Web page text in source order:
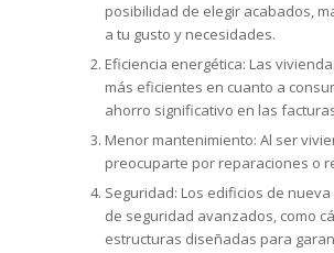
posibilidad de elegir acabados,
a tu gusto y necesidades.
Eficiencia energética: Las
más eficientes en cuanto a
ahorro significativo en las
Menor mantenimiento: Al ser
preocuparte por reparaciones o
Seguridad: Los edificios de
de seguridad avanzados, como
estructuras diseñadas para